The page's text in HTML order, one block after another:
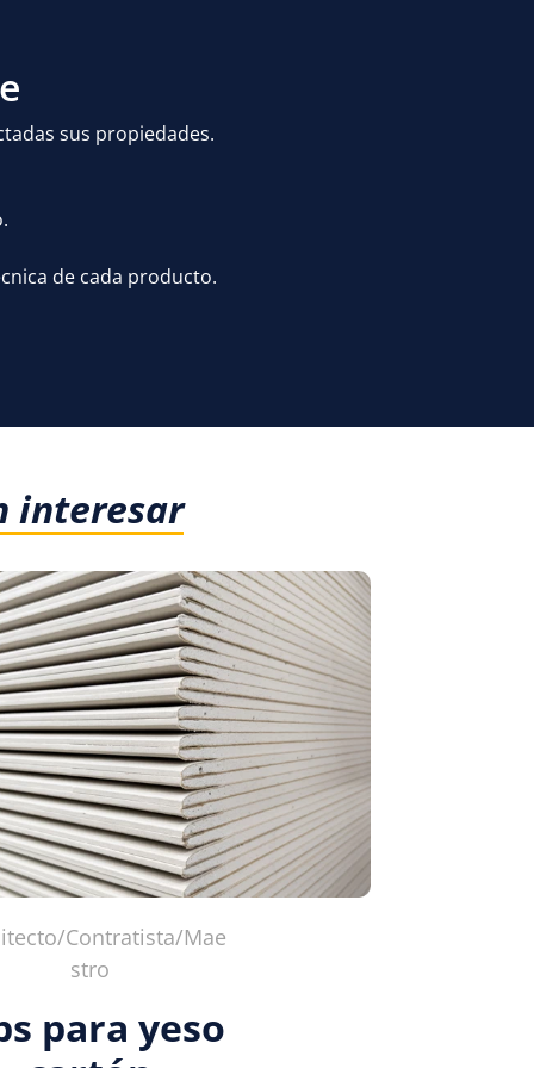
sus propiedades.
de cada producto.
interesar
Contratista/Mae
stro
para yeso